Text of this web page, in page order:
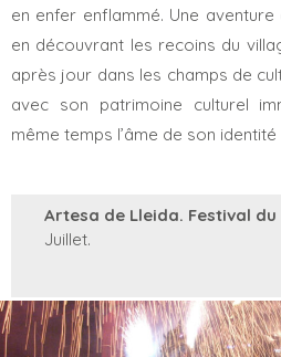
en enfer enflammé. Une
en découvrant les recoins du
après jour dans les champs de
avec son patrimoine culturel
même temps l’âme de son
Artesa de Lleida. Festival
Juillet.